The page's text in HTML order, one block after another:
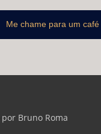
Me chame para um café
Bruno Roma